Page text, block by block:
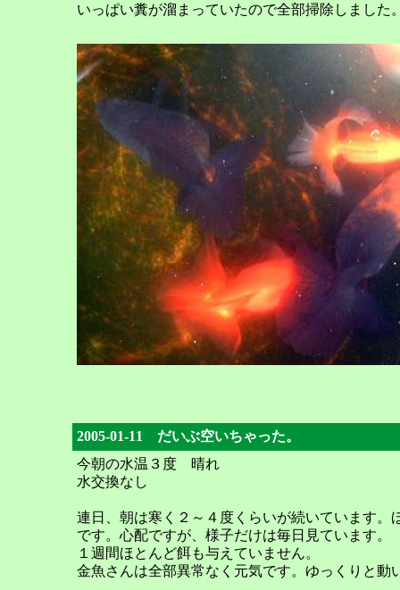
いっぱい糞が溜まっていたので全部掃除しました
2005-01-11 だいぶ空いちゃった。
今朝の水温３度 晴れ
水交換なし
連日、朝は寒く２～４度くらいが続いています
です。心配ですが、様子だけは毎日見ています。
１週間ほとんど餌も与えていません。
金魚さんは全部異常なく元気です。ゆっくりと動